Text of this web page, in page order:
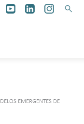
EMERGENTES DE